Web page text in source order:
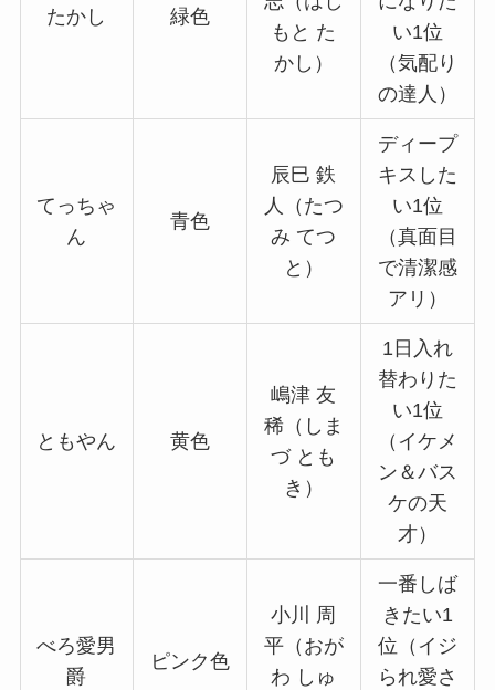
たかし 緑色
もと た
かし）
い1位
（気配り
の達人）
てっちゃ
ん
青色
辰巳 鉄
人（たつ
み てつ
と）
ディープ
キスした
い1位
（真面目
で清潔感
アリ）
ともやん 黄色
嶋津 友
稀（しま
づ とも
き）
1日入れ
替わりた
い1位
（イケメ
ン＆バス
ケの天
才）
べろ愛男
爵
ピンク色
小川 周
平（おが
わ しゅ
一番しば
きたい1
位（イジ
られ愛さ